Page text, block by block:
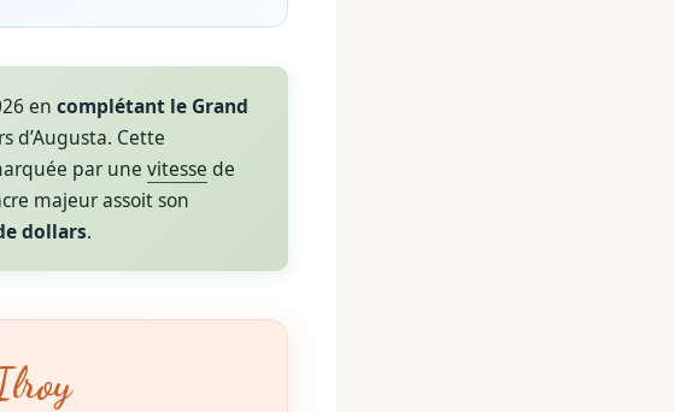
en complétant le Grand
d’Augusta. Cette
par une vitesse de
majeur assoit son
dollars.